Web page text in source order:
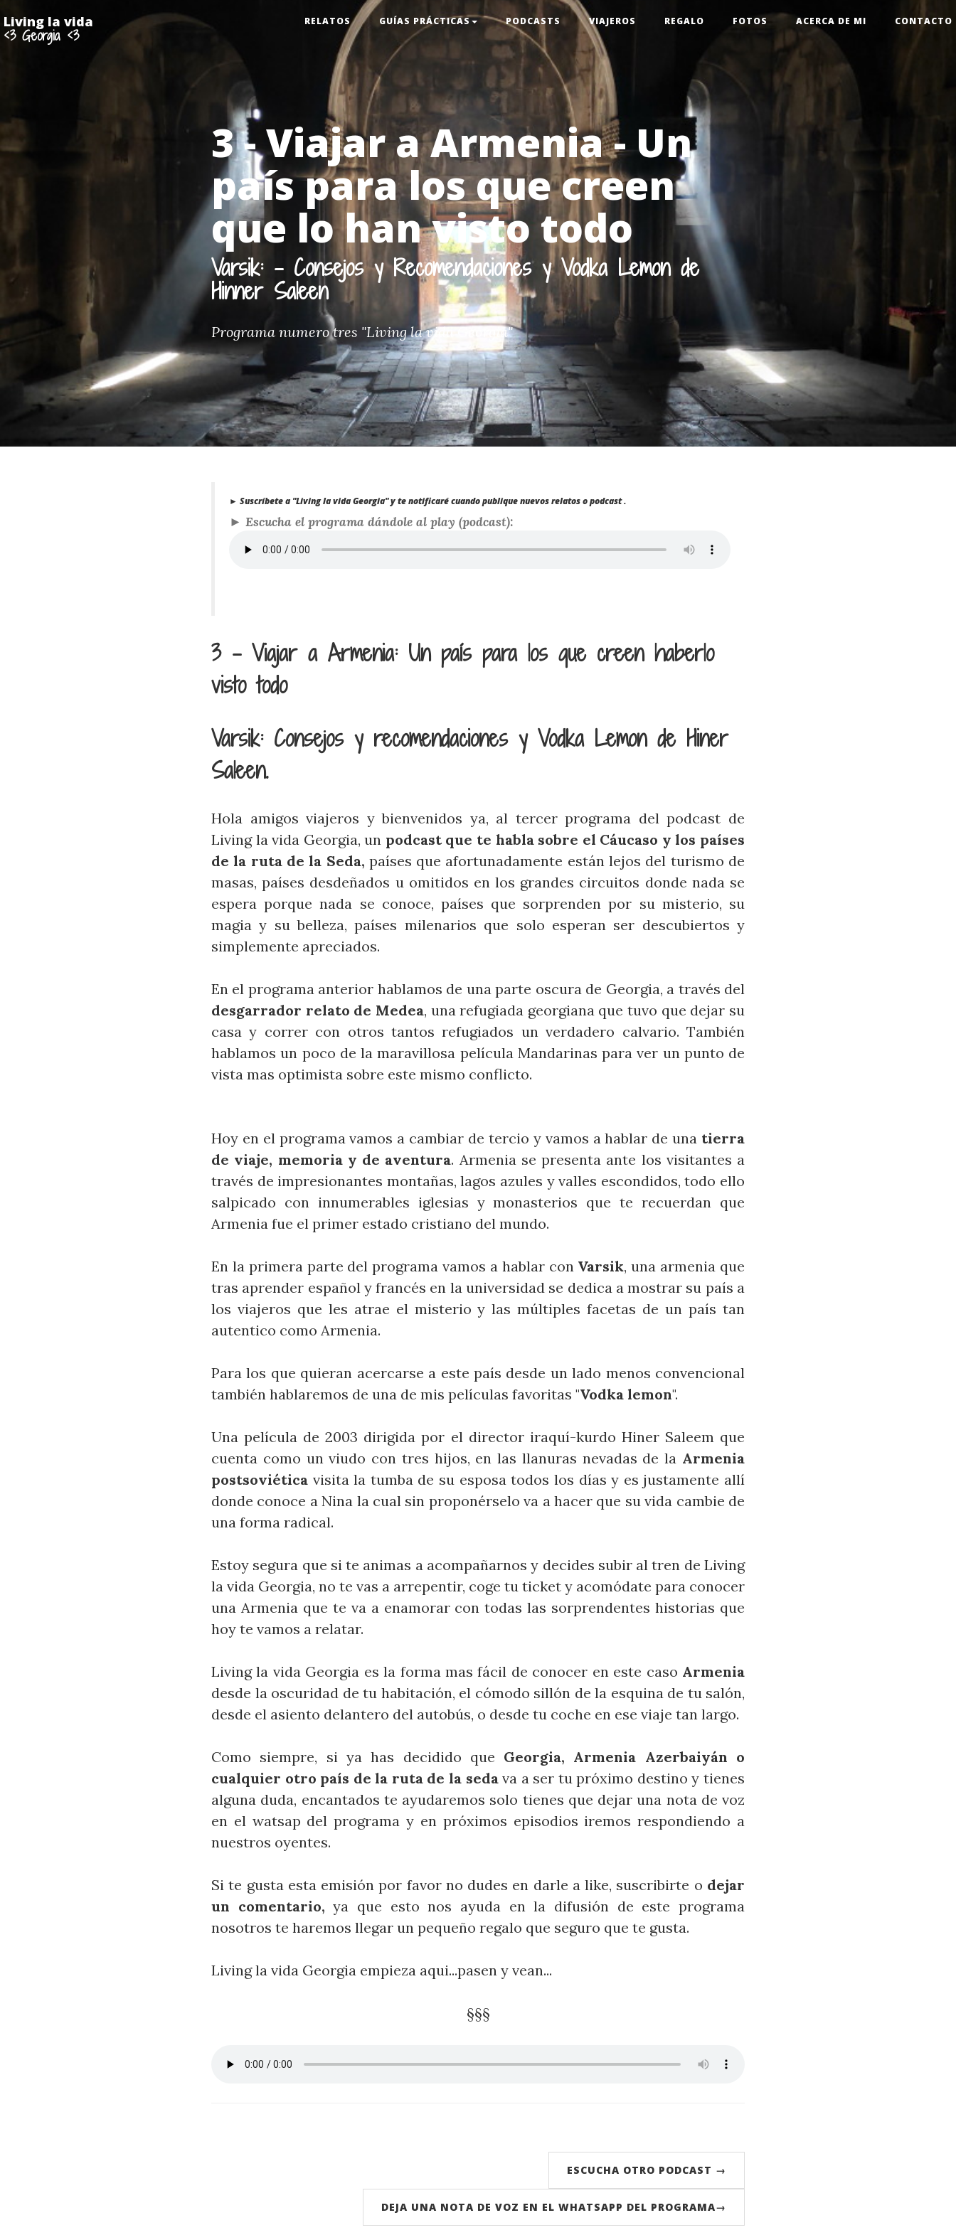
Living la vida
<3 Georgia <3
RELATOS GUÍAS PRÁCTICAS PODCASTS VIAJEROS REGALO FOTOS ACERCA DE MI CONTACTO
3 - Viajar a Armenia - Un
país para los que creen
que lo han visto todo
Varsik: - Consejos y Recomendaciones y Vodka Lemon de
Hinner Saleen
Programa numero tres "Living la vida Georgia"
► Suscríbete a "Living la vida Georgia" y te notificaré cuando publique nuevos relatos o podcast .
► Escucha el programa dándole al play (podcast):
3 - Viajar a Armenia: Un país para los que creen haberlo
visto todo
Varsik: Consejos y recomendaciones y Vodka Lemon de Hiner
Saleen.
Hola amigos viajeros y bienvenidos ya, al tercer programa del podcast de
Living la vida Georgia, un podcast que te habla sobre el Cáucaso y los países
de la ruta de la Seda, países que afortunadamente están lejos del turismo de
masas, países desdeñados u omitidos en los grandes circuitos donde nada se
espera porque nada se conoce, países que sorprenden por su misterio, su
magia y su belleza, países milenarios que solo esperan ser descubiertos y
simplemente apreciados.
En el programa anterior hablamos de una parte oscura de Georgia, a través del
desgarrador relato de Medea, una refugiada georgiana que tuvo que dejar su
casa y correr con otros tantos refugiados un verdadero calvario. También
hablamos un poco de la maravillosa película Mandarinas para ver un punto de
vista mas optimista sobre este mismo conflicto.
Hoy en el programa vamos a cambiar de tercio y vamos a hablar de una tierra
de viaje, memoria y de aventura. Armenia se presenta ante los visitantes a
través de impresionantes montañas, lagos azules y valles escondidos, todo ello
salpicado con innumerables iglesias y monasterios que te recuerdan que
Armenia fue el primer estado cristiano del mundo.
En la primera parte del programa vamos a hablar con Varsik, una armenia que
tras aprender español y francés en la universidad se dedica a mostrar su país a
los viajeros que les atrae el misterio y las múltiples facetas de un país tan
autentico como Armenia.
Para los que quieran acercarse a este país desde un lado menos convencional
también hablaremos de una de mis películas favoritas "Vodka lemon".
Una película de 2003 dirigida por el director iraquí-kurdo Hiner Saleem que
cuenta como un viudo con tres hijos, en las llanuras nevadas de la Armenia
postsoviética visita la tumba de su esposa todos los días y es justamente allí
donde conoce a Nina la cual sin proponérselo va a hacer que su vida cambie de
una forma radical.
Estoy segura que si te animas a acompañarnos y decides subir al tren de Living
la vida Georgia, no te vas a arrepentir, coge tu ticket y acomódate para conocer
una Armenia que te va a enamorar con todas las sorprendentes historias que
hoy te vamos a relatar.
Living la vida Georgia es la forma mas fácil de conocer en este caso Armenia
desde la oscuridad de tu habitación, el cómodo sillón de la esquina de tu salón,
desde el asiento delantero del autobús, o desde tu coche en ese viaje tan largo.
Como siempre, si ya has decidido que Georgia, Armenia Azerbaiyán o
cualquier otro país de la ruta de la sedava a ser tu próximo destino y tienes
alguna duda, encantados te ayudaremos solo tienes que dejar una nota de voz
en el watsap del programa y en próximos episodios iremos respondiendo a
nuestros oyentes.
Si te gusta esta emisión por favor no dudes en darle a like, suscribirte o dejar
un comentario, ya que esto nos ayuda en la difusión de este programa
nosotros te haremos llegar un pequeño regalo que seguro que te gusta.
Living la vida Georgia empieza aqui...pasen y vean...
§§§
ESCUCHA OTRO PODCAST →
DEJA UNA NOTA DE VOZ EN EL WHATSAPP DEL PROGRAMA→